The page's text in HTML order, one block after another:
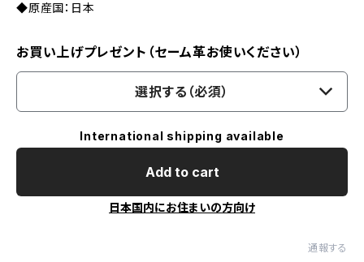
◆原産国：日本
お買い上げプレゼント（セーム革お使いください）
選択する（必須）
International shipping available
Add to cart
日本国内にお住まいの方向け
通報する